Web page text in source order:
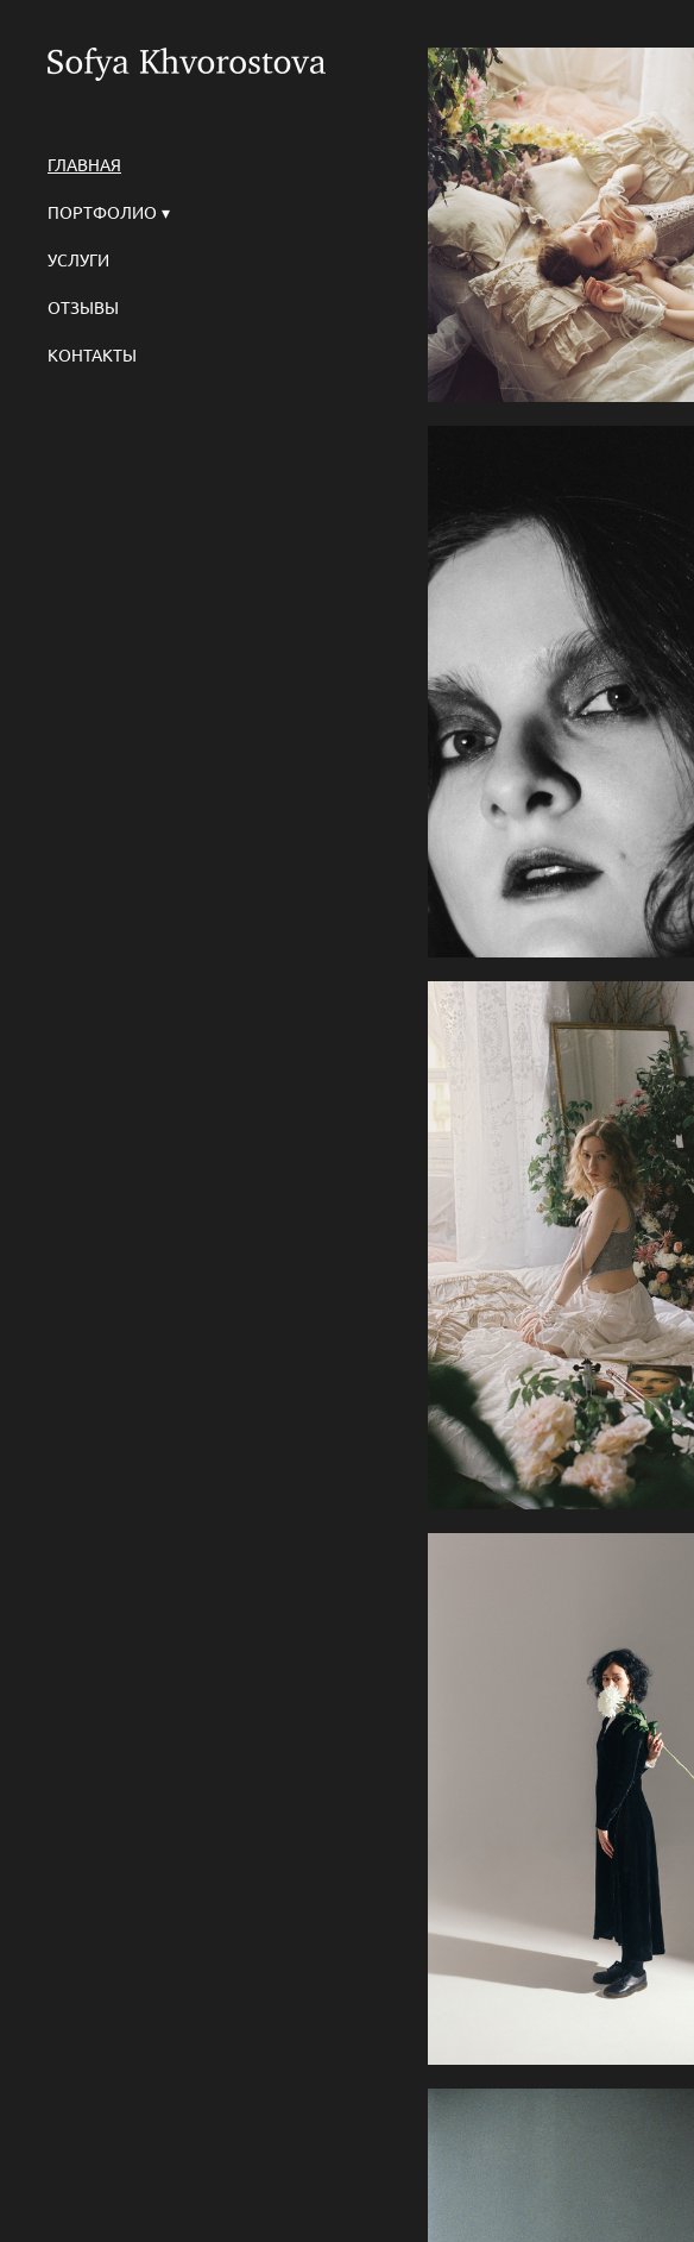
ГЛАВНАЯ
ПОРТФОЛИО
УСЛУГИ
ОТЗЫВЫ
КОНТАКТЫ